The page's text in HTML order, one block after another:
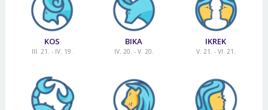
KOS
III. 21. - IV. 19.
BIKA
IV. 20. - V. 20.
IKREK
V. 21. - VI. 21.
Jelszó